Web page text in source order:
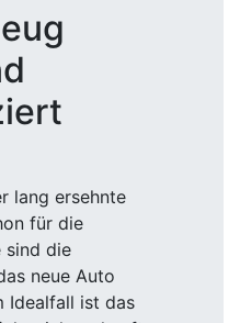
lang ersehnte
für die
sind die
neue Auto
Idealfall ist das